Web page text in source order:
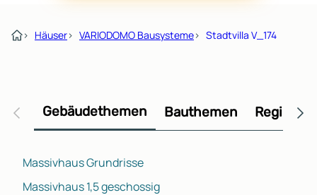
› Häuser› VARIODOMO Bausysteme› Stadtvilla V_174
Gebäudethemen Bauthemen
Massivhaus Grundrisse
Massivhaus 1,5 geschossig